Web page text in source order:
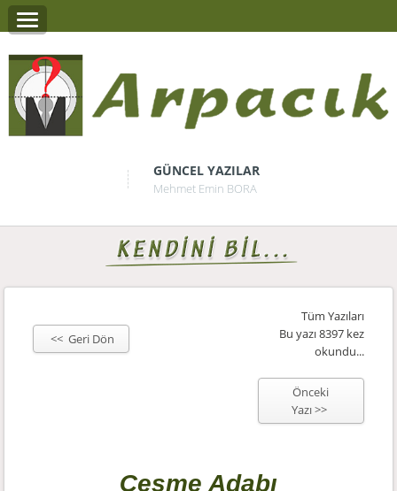
GÜNCEL YAZILAR
Mehmet Emin BORA
<< Geri Dön
Tüm Yazıları
Bu yazı 8397 kez
okundu...
Önceki
Yazı >>
Çeşme Adabı